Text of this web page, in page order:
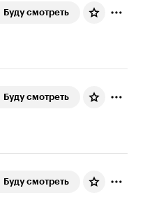
Буду смотреть
Буду смотреть
Буду смотреть